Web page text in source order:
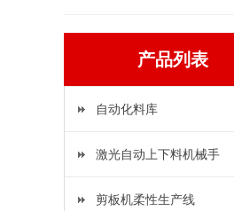
产品列表
自动化料库
激光自动上下料机械手
剪板机柔性生产线